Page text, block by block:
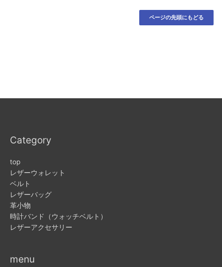
ページの先頭にもどる
Category
top
レザーウォレット
ベルト
レザーバッグ
革小物
時計バンド（ウォッチベルト）
レザーアクセサリー
menu